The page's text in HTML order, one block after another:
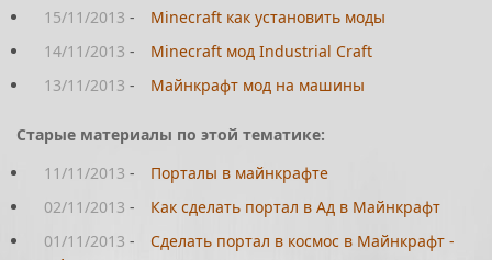
15/11/2013 -
Minecraft как установить моды
14/11/2013 -
Minecraft мод Industrial Craft
13/11/2013 - Майнкрафт мод на машины
Старые материалы по этой тематике:
11/11/2013 -
Порталы в майнкрафте
02/11/2013 -
Как сделать портал в Ад в Майнкрафт
01/11/2013 -
Cделать портал в космос в Майнкрафт -